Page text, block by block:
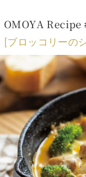
OMOYA Recipe
[ブロッコリーの